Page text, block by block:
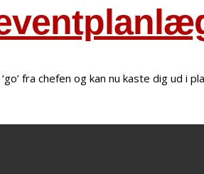
fra chefen og kan nu kaste dig ud